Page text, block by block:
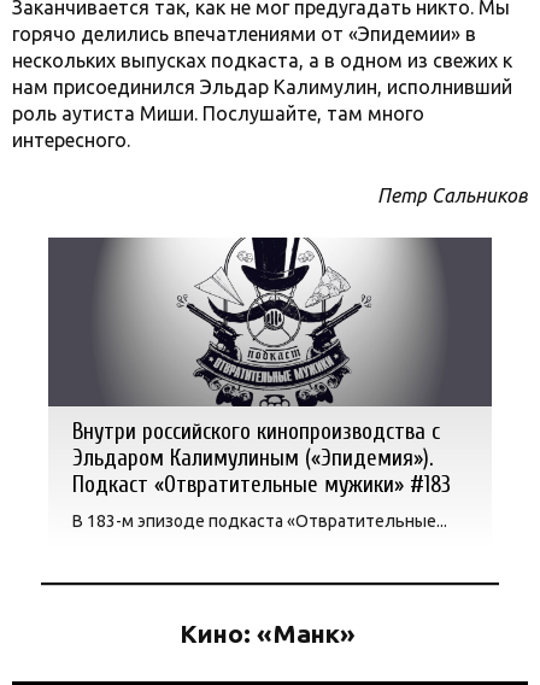
Заканчивается так, как не мог предугадать никто. Мы
горячо делились впечатлениями от «Эпидемии» в
нескольких выпусках подкаста, а в одном из свежих к
нам присоединился Эльдар Калимулин, исполнивший
роль аутиста Миши. Послушайте, там много
интересного.
Петр Сальников
Внутри российского кинопроизводства с
Эльдаром Калимулиным («Эпидемия»).
Подкаст «Отвратительные мужики» #183
В 183-м эпизоде подкаста «Отвратительные...
Кино: «Манк»